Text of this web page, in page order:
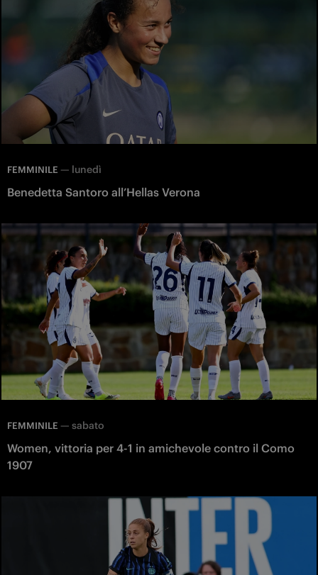
FEMMINILE — lunedì
Benedetta Santoro all’Hellas Verona
FEMMINILE — sabato
Women, vittoria per 4-1 in amichevole contro il Como
1907